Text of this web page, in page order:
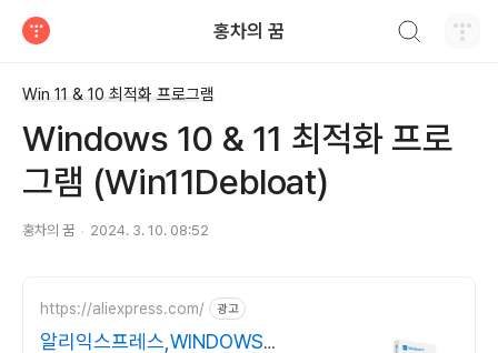
홍차의 꿈
Win 11 & 10 최적화 프로그램
Windows 10 & 11 최적화 프로
그램 (Win11Debloat)
홍차의 꿈 2024. 3. 10. 08:52
https://aliexpress.com/ 광고
알리익스프레스,WINDOWS